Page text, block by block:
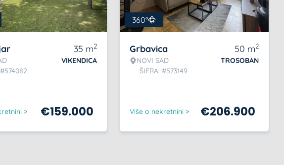
35 m2
VIKENDICA
> €159.000
360°
Grbavica
NOVI SAD
ŠIFRA: #573149
50 m2
TROSOBAN
Više o nekretnini > €206.900